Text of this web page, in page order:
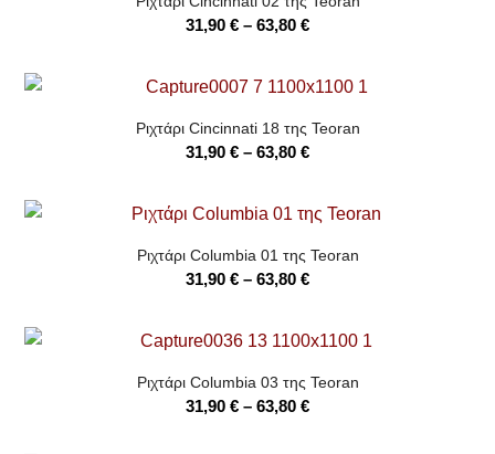
31,90 € – 63,80 €Price
31,90 €
63,80 €
Ριχτάρι Cincinnati 18 της Teoran
31,90 € – 63,80 €Price
31,90 €
through
63,80 €
Ριχτάρι Columbia 01 της Teoran
31,90 € – 63,80 €Price
31,90 €
63,80 €
Ριχτάρι Columbia 03 της Teoran
31,90 € – 63,80 €Price